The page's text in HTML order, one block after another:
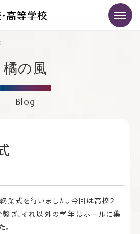
橘の風
Blog
終業式を行いました。今回は高校２
ぎ、それ以外の学年はホールに集